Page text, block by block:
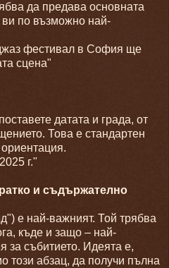
да предава основната
по възможно най-
фестивал в София ще
сцена"
датата и града, от
Това е стандартен
г."
и съдържателно
е най-важният. Той трябва
къде и защо – най-
за събитието. Идеята е,
този абзац, да получи пълна